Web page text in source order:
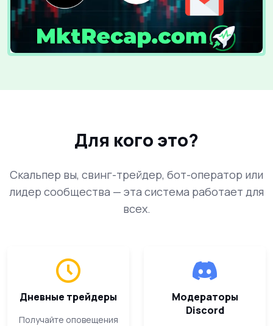
Для кого это?
Скальпер вы, свинг-трейдер, бот-оператор или
лидер сообщества — эта система работает для
всех.
Дневные трейдеры
Получайте оповещения
Модераторы
Discord